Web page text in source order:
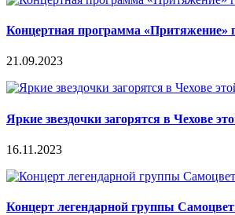
Концертная программа «Притяжение»
21.09.2023
Яркие звездочки загорятся в Чехове
16.11.2023
Концерт легендарной группы